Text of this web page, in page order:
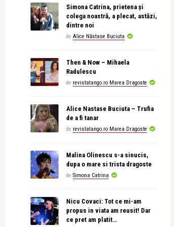
Simona Catrina, prietena și
colega noastră, a plecat, astăzi,
dintre noi
de Alice Năstase Buciuta
Then & Now – Mihaela
Radulescu
de revistatango.ro Marea Dragoste
Alice Nastase Buciuta – Trufia
de a fi tanar
de revistatango.ro Marea Dragoste
Malina Olinescu s-a sinucis,
dupa o mare si trista dragoste
de Simona Catrina
Nicu Covaci: Tot ce mi-am
propus in viata am reusit! Dar
ce pret am platit…